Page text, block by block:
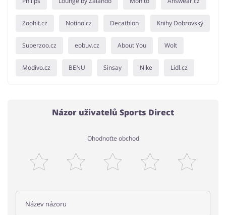
Zoohit.cz Notino.cz Decathlon Knihy Dobrovský
Superzoo.cz eobuv.cz About You Wolt
Modivo.cz BENU Sinsay Nike Lidl.cz
Názor uživatelů Sports Direct
Ohodnoťte obchod